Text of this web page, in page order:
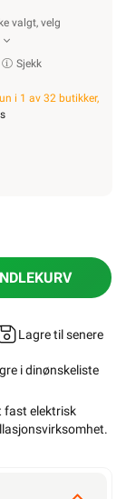
valgt, velg
Sjekk
i 1 av 32 butikker,
Lagre til senere
i dinønskeliste
fast elektrisk
.